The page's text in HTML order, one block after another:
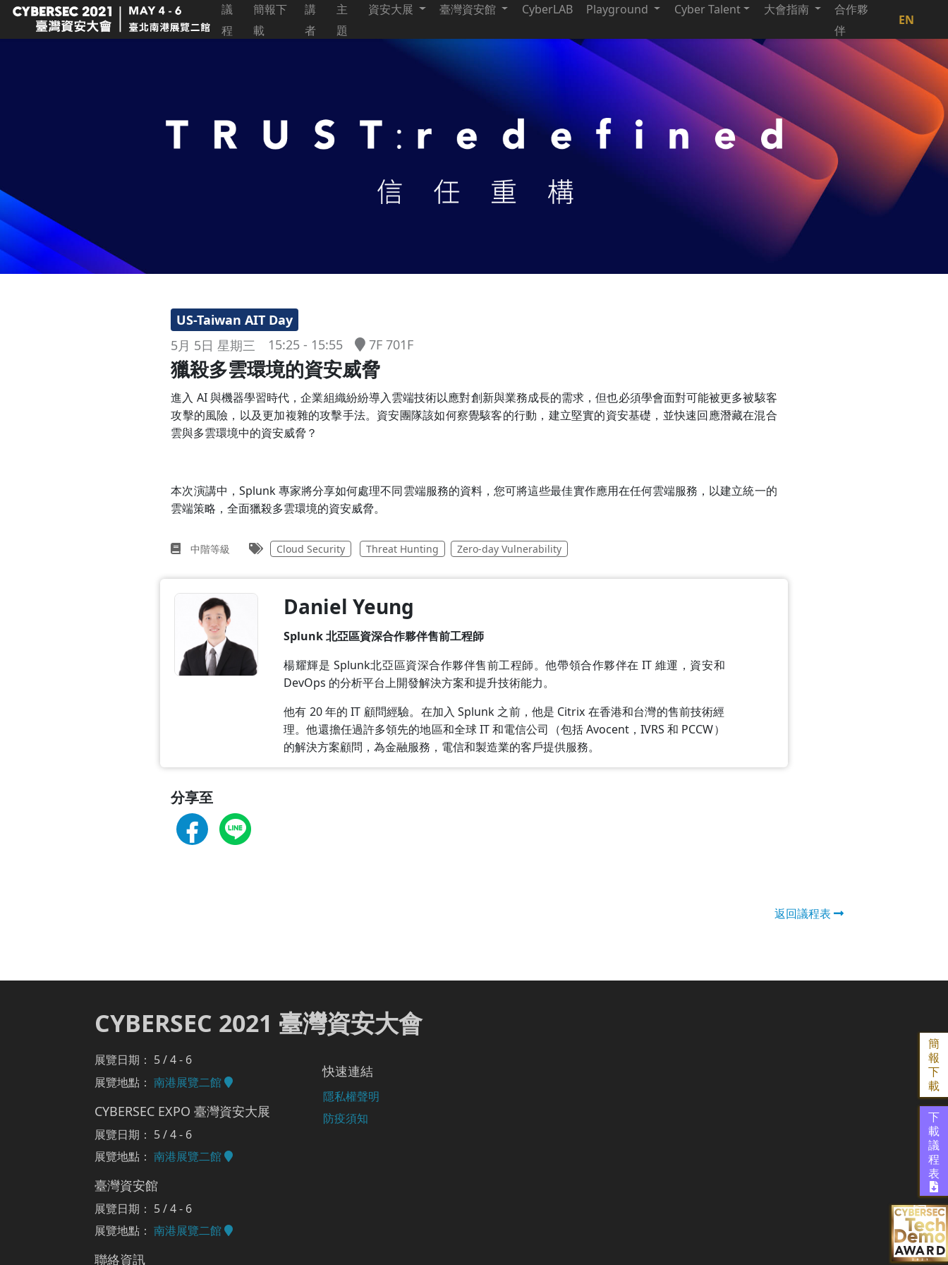
議
程
簡報下
載
講
者
主
題
資安大展 臺灣資安館 CyberLAB Playground Cyber Talent 大會指南
合作夥
伴
EN
US-Taiwan AIT Day
5月 5日 星期三
15:25 - 15:55 7F 701F
獵殺多雲環境的資安威脅
進入 AI 與機器學習時代，企業組織紛紛導入雲端技術以應對創新與業務成長的需求，但也必須學會面對可能被更多被駭客
攻擊的風險，以及更加複雜的攻擊手法。資安團隊該如何察覺駭客的行動，建立堅實的資安基礎，並快速回應潛藏在混合
雲與多雲環境中的資安威脅？
本次演講中，Splunk 專家將分享如何處理不同雲端服務的資料，您可將這些最佳實作應用在任何雲端服務，以建立統一的
雲端策略，全面獵殺多雲環境的資安威脅。
中階等級 Cloud Security Threat Hunting Zero-day Vulnerability
Daniel Yeung
Splunk 北亞區資深合作夥伴售前工程師
楊耀輝是 Splunk北亞區資深合作夥伴售前工程師。他帶領合作夥伴在 IT 維運，資安和
DevOps 的分析平台上開發解決方案和提升技術能力。
他有 20 年的 IT 顧問經驗。在加入 Splunk 之前，他是 Citrix 在香港和台灣的售前技術經
理。他還擔任過許多領先的地區和全球 IT 和電信公司（包括 Avocent，IVRS 和 PCCW）
的解決方案顧問，為金融服務，電信和製造業的客戶提供服務。
分享至
返回議程表
下
載
議
程
表
簡
報
下
載
CYBERSEC 2021 臺灣資安大會
展覽日期： 5 / 4 - 6
展覽地點：南港展覽二館
CYBERSEC EXPO 臺灣資安大展
展覽日期： 5 / 4 - 6
展覽地點：南港展覽二館
臺灣資安館
展覽日期： 5 / 4 - 6
展覽地點：南港展覽二館
聯絡資訊
快速連結
隱私權聲明
防疫須知